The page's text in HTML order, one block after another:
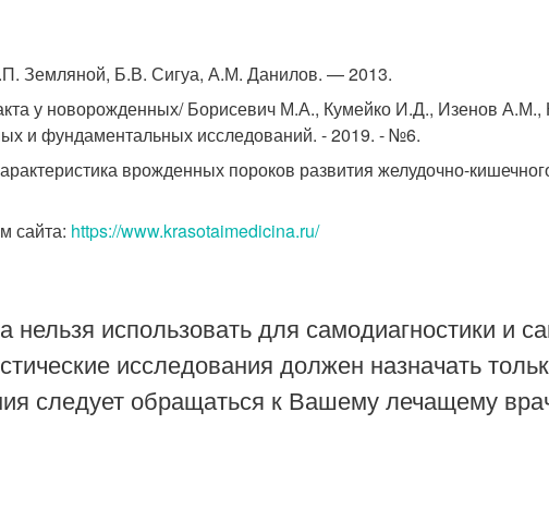
Земляной, Б.В. Сигуа, А.М. Данилов. — 2013.
у новорожденных/ Борисевич М.А., Кумейко И.Д., Изенов
и фундаментальных исследований. - 2019. - №6.
врожденных пороков развития желудочно-
сайта: https://www.krasotaimedicina.ru/
использовать для самодиагностики и
исследования должен назначать
следует обращаться к Вашему лечащему